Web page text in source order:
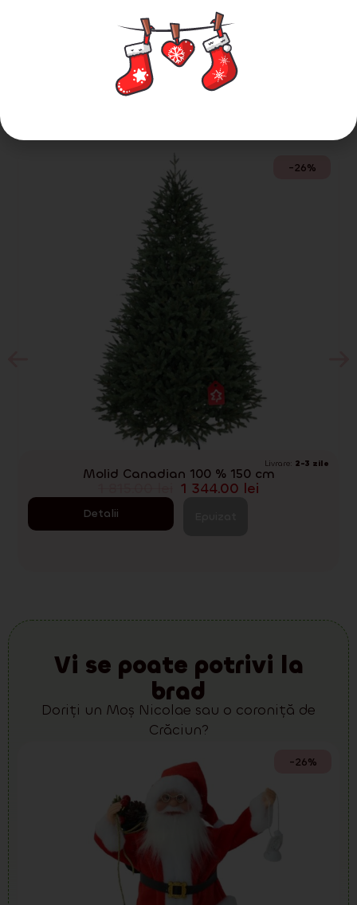
Colecție nouă de pomi de
Crăciun 2025!
Nu puteți da greș cu niciuna dintre gamele
noastre
-26%
Livrare: 2-3 zile
Molid Canadian 100 % 150 cm
1 344.00 lei
Detalii
Vi se poate potrivi la
brad
Doriți un Moș Nicolae sau o coroniță de
Crăciun?
-26%